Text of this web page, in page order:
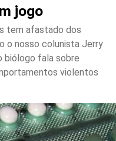
jogo
tem afastado dos
o nosso colunista Jerry
biólogo fala sobre
violentos